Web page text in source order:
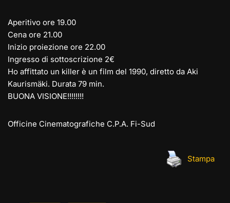
Aperitivo ore 19.00
Cena ore 21.00
Inizio proiezione ore 22.00
Ingresso di sottoscrizione 2€
Ho affittato un killer è un film del 1990, diretto da Aki
Kaurismäki. Durata 79 min.
BUONA VISIONE!!!!!!!!
Officine Cinematografiche C.P.A. Fi-Sud
Stampa